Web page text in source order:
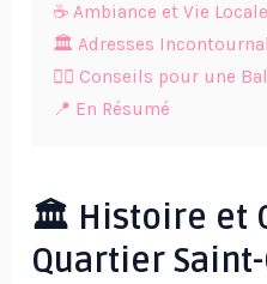
☕ Ambiance et Vie Locale
🏛️ Adresses
🚶‍♀️ Conseils pour une
📍 En Résumé
🏛️ Histoire et
Quartier